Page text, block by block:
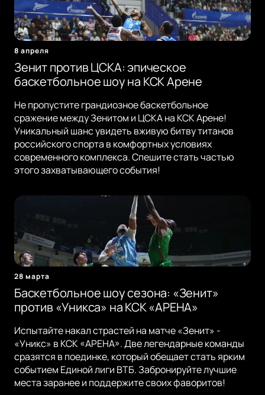
8 апреля
Зенит против ЦСКА: эпическое
баскетбольное шоу на КСК Арене
Не пропустите грандиозное баскетбольное
сражение между Зенитом и ЦСКА на КСК Арене!
Уникальный шанс увидеть вживую битву титанов
российского спорта в комфортных условиях
современного комплекса. Спешите стать частью
этого захватывающего события!
28 марта
Баскетбольное шоу сезона: «Зенит»
против «Уникса» на КСК «АРЕНА»
Испытайте накал страстей на матче «Зенит» -
«Уникс» в КСК «АРЕНА». Две легендарные команды
сразятся в поединке, который обещает стать ярким
событием Единой лиги ВТБ. Забронируйте лучшие
места заранее и поддержите своих фаворитов!